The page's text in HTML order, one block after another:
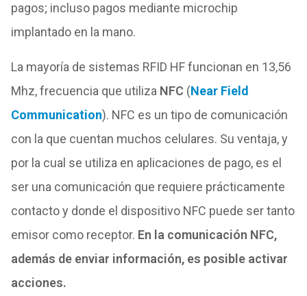
pagos; incluso pagos mediante microchip
implantado en la mano.
La mayoría de sistemas RFID HF funcionan en 13,56
Mhz, frecuencia que utiliza NFC (Near Field
Communication). NFC es un tipo de comunicación
con la que cuentan muchos celulares. Su ventaja, y
por la cual se utiliza en aplicaciones de pago, es el
ser una comunicación que requiere prácticamente
contacto y donde el dispositivo NFC puede ser tanto
emisor como receptor. En la comunicación NFC,
además de enviar información, es posible activar
acciones.